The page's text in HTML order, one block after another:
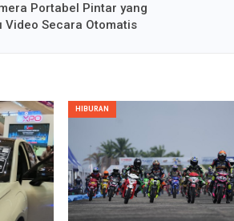
Portabel Pintar yang
Video Secara Otomatis
HIBURAN